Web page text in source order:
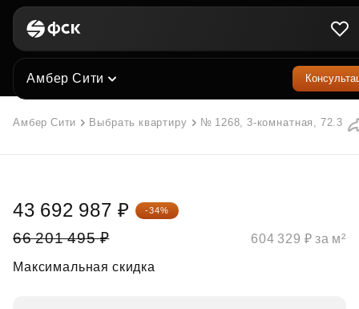
Амбер Сити
Амбер Сити Выбрать квартиру № 1268, 3-комнатная, 72.3 м²
66 201 495 ₽
43 692 987 ₽ -34%
Максимальная скидка
604 329 ₽ за м²